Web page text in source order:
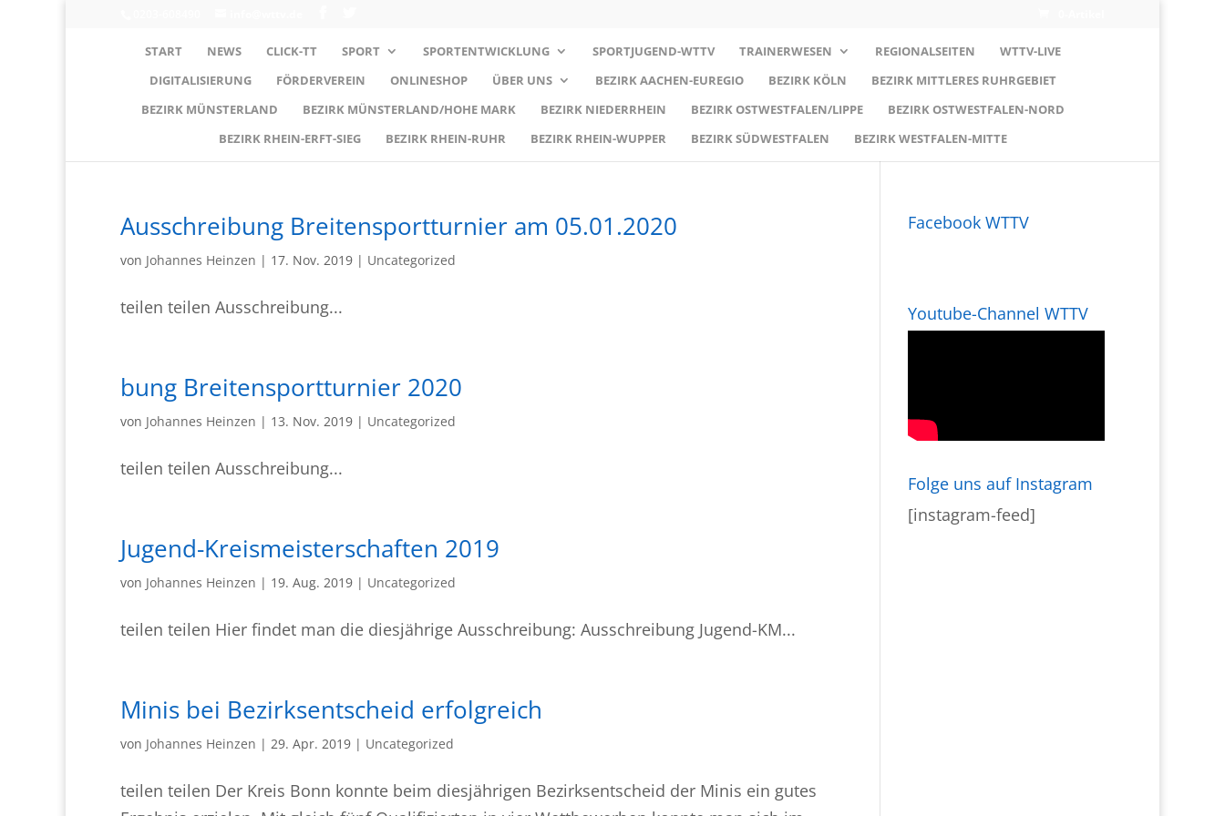
START NEWS CLICK-TT SPORT SPORTENTWICKLUNG SPORTJUGEND-WTTV TRAINERWESEN REGIONALSEITEN
WTTV-LIVE
DIGITALISIERUNG
FÖRDERVEREIN ONLINESHOP ÜBER UNS BEZIRK AACHEN-EUREGIO BEZIRK KÖLN
BEZIRK MITTLERES RUHRGEBIET
BEZIRK MÜNSTERLAND
BEZIRK MÜNSTERLAND/HOHE MARK BEZIRK NIEDERRHEIN BEZIRK OSTWESTFALEN/LIPPE
BEZIRK OSTWESTFALEN-NORD
BEZIRK RHEIN-ERFT-SIEG
BEZIRK RHEIN-RUHR BEZIRK RHEIN-WUPPER BEZIRK SÜDWESTFALEN BEZIRK WESTFALEN-MITTE
Ausschreibung Breitensportturnier am 05.01.2020
von Johannes Heinzen | 17. Nov. 2019 | Uncategorized
teilen teilen Ausschreibung...
bung Breitensportturnier 2020
von Johannes Heinzen | 13. Nov. 2019 | Uncategorized
teilen teilen Ausschreibung...
Jugend-Kreismeisterschaften 2019
von Johannes Heinzen | 19. Aug. 2019 | Uncategorized
teilen teilen Hier findet man die diesjährige Ausschreibung: Ausschreibung Jugend-KM...
Minis bei Bezirksentscheid erfolgreich
von Johannes Heinzen | 29. Apr. 2019 | Uncategorized
teilen teilen Der Kreis Bonn konnte beim diesjährigen Bezirksentscheid der Minis ein gutes
Facebook WTTV
Youtube-Channel WTTV
Folge uns auf Instagram
[instagram-feed]